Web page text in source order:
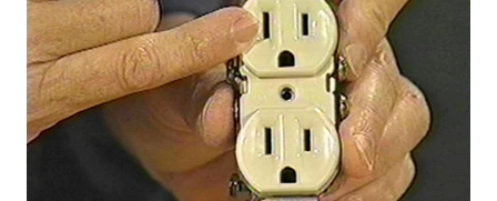
WN
KEPULAUAN
SERIBU
TANGERANG